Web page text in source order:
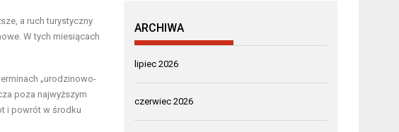
a ruch turystyczny
W tych miesiącach
„urodzinowo-
poza najwyższym
i powrót w środku
ARCHIWA
lipiec 2026
czerwiec 2026